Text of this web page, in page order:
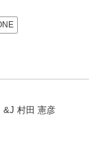
&J 村田 憲彦